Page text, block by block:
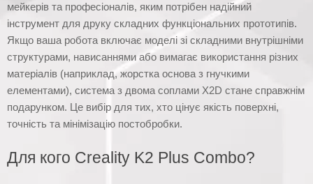
мейкерів та професіоналів, яким потрібен надійний
інструмент для друку складних функціональних прототипів.
Якщо ваша робота включає моделі зі складними внутрішніми
структурами, нависаннями або вимагає використання різних
матеріалів (наприклад, жорстка основа з гнучкими
елементами), система з двома соплами X2D стане справжнім
подарунком. Це вибір для тих, хто цінує якість поверхні,
точність та мінімізацію постобробки.
Для кого Creality K2 Plus Combo?